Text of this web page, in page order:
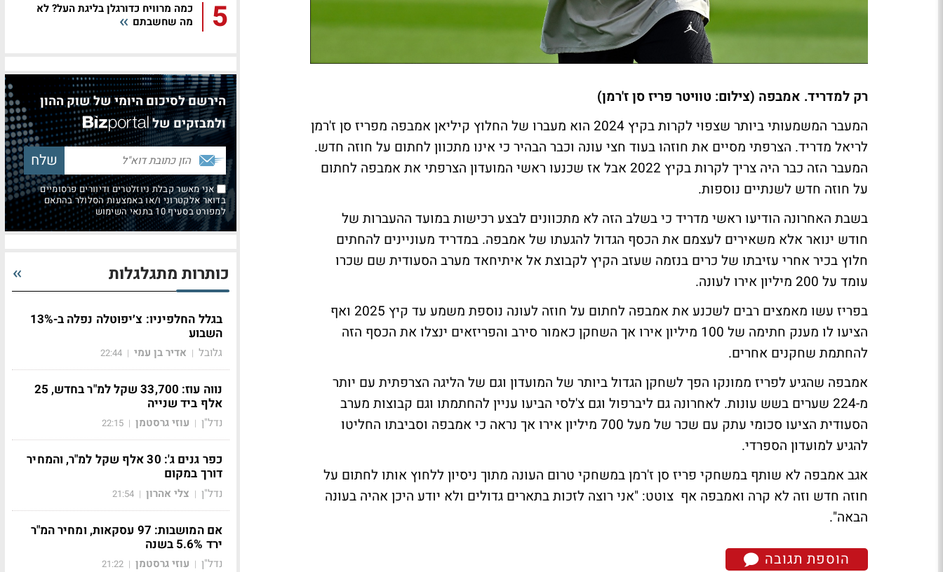
רק למדריד. אמבפה (צילום: טוויטר פריז סן ז'רמן)
המעבר המשמעותי ביותר שצפוי לקרות בקיץ 2024 הוא מעברו של החלוץ קיליאן אמבפה מפריז סן ז'רמן
לריאל מדריד. הצרפתי מסיים את חוזהו בעוד חצי עונה וכבר הבהיר כי אינו מתכוון לחתום על חוזה חדש.
המעבר הזה כבר היה צריך לקרות בקיץ 2022 אבל אז שכנעו ראשי המועדון הצרפתי את אמבפה לחתום
על חוזה חדש לשנתיים נוספות.
בשבת האחרונה הודיעו ראשי מדריד כי בשלב הזה לא מתכוונים לבצע רכישות במועד ההעברות של
חודש ינואר אלא משאירים לעצמם את הכסף הגדול להגעתו של אמבפה. במדריד מעוניינים להחתים
חלוץ בכיר אחרי עזיבתו של כרים בנזמה שעזב הקיץ לקבוצת אל איתיחאד מערב הסעודית שם שכרו
עומד על 200 מיליון אירו לעונה.
בפריז עשו מאמצים רבים לשכנע את אמבפה לחתום על חוזה לעונה נוספת משמע עד קיץ 2025 ואף
הציעו לו מענק חתימה של 100 מיליון אירו אך השחקן כאמור סירב והפריזאים ינצלו את הכסף הזה
להחתמת שחקנים אחרים.
אמבפה שהגיע לפריז ממונקו הפך לשחקן הגדול ביותר של המועדון וגם של הליגה הצרפתית עם יותר
מ-224 שערים בשש עונות. לאחרונה גם ליברפול וגם צ'לסי הביעו עניין להחתמתו וגם קבוצות מערב
הסעודית הציעו סכומי עתק עם שכר של מעל 700 מיליון אירו אך נראה כי אמבפה וסביבתו החליטו
להגיע למועדון הספרדי.
אגב אמבפה לא שותף במשחקי פריז סן ז'רמן במשחקי טרום העונה מתוך ניסיון ללחוץ אותו לחתום על
חוזה חדש וזה לא קרה ואמבפה אף צוטט: "אני רוצה לזכות בתארים גדולים ולא יודע היכן אהיה בעונה
הבאה".
הוספת תגובה
5
כמה מרוויח כדורגלן בליגת העל? לא
מה שחשבתם
הירשם לסיכום היומי של שוק ההון
ולמבזקים של
אני מאשר קבלת ניוזלטרים ודיוורים פרסומיים
בדואר אלקטרוני ו/או באמצעות הסלולר בהתאם
למפורט בסעיף 10 בתנאי השימוש
כותרות מתגלגלות
בגלל החלפיניו: צ׳יפוטלה נפלה ב-13%
השבוע
גלובל | אדיר בן עמי |
22:44
נווה עוז: 33,700 שקל למ"ר בחדש, 25
אלף ביד שנייה
נדל"ן | עוזי גרסטמן |
22:15
כפר גנים ג': 30 אלף שקל למ"ר, והמחיר
דורך במקום
נדל"ן | צלי אהרון |
21:54
אם המושבות: 97 עסקאות, ומחיר המ"ר
ירד 5.6% בשנה
נדל"ן | עוזי גרסטמן |
21:22